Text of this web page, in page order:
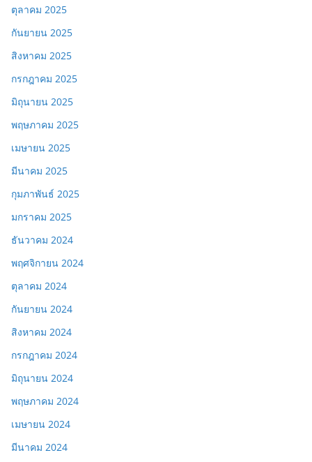
ตุลาคม 2025
กันยายน 2025
สิงหาคม 2025
กรกฎาคม 2025
มิถุนายน 2025
พฤษภาคม 2025
เมษายน 2025
มีนาคม 2025
กุมภาพันธ์ 2025
มกราคม 2025
ธันวาคม 2024
พฤศจิกายน 2024
ตุลาคม 2024
กันยายน 2024
สิงหาคม 2024
กรกฎาคม 2024
มิถุนายน 2024
พฤษภาคม 2024
เมษายน 2024
มีนาคม 2024